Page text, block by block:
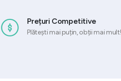
Prețuri Competitive
Plătești mai puțin, obții mai mult!